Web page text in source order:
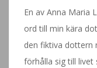
En av Anna Maria
ord till min kära
den fiktiva dottern
förhålla sig till